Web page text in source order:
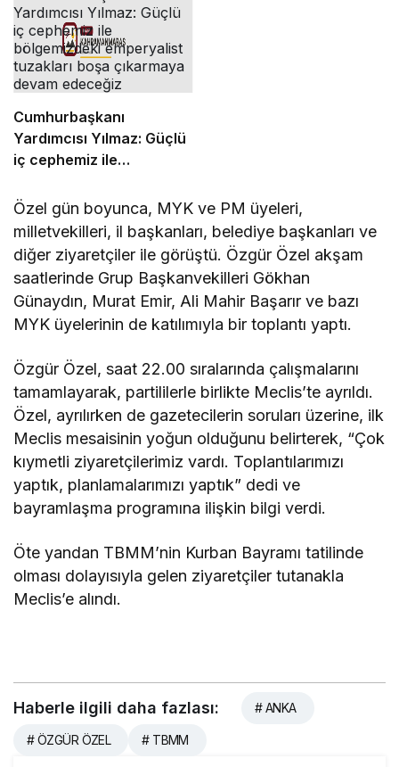
Cumhurbaşkanı
Yardımcısı Yılmaz: Güçlü
iç cephemiz ile
tuzakları boşa çıkarmaya
devam edeceğiz
Özel gün boyunca, MYK ve PM üyeleri,
milletvekilleri, il başkanları, belediye başkanları ve
diğer ziyaretçiler ile görüştü. Özgür Özel akşam
saatlerinde Grup Başkanvekilleri Gökhan
Günaydın, Murat Emir, Ali Mahir Başarır ve bazı
MYK üyelerinin de katılımıyla bir toplantı yaptı.
Özgür Özel, saat 22.00 sıralarında çalışmalarını
tamamlayarak, partililerle birlikte Meclis’te ayrıldı.
Özel, ayrılırken de gazetecilerin soruları üzerine, ilk
Meclis mesaisinin yoğun olduğunu belirterek, “Çok
kıymetli ziyaretçilerimiz vardı. Toplantılarımızı
yaptık, planlamalarımızı yaptık” dedi ve
bayramlaşma programına ilişkin bilgi verdi.
Öte yandan TBMM’nin Kurban Bayramı tatilinde
olması dolayısıyla gelen ziyaretçiler tutanakla
Meclis’e alındı.
Haberle ilgili daha fazlası: # ANKA
# ÖZGÜR ÖZEL # TBMM